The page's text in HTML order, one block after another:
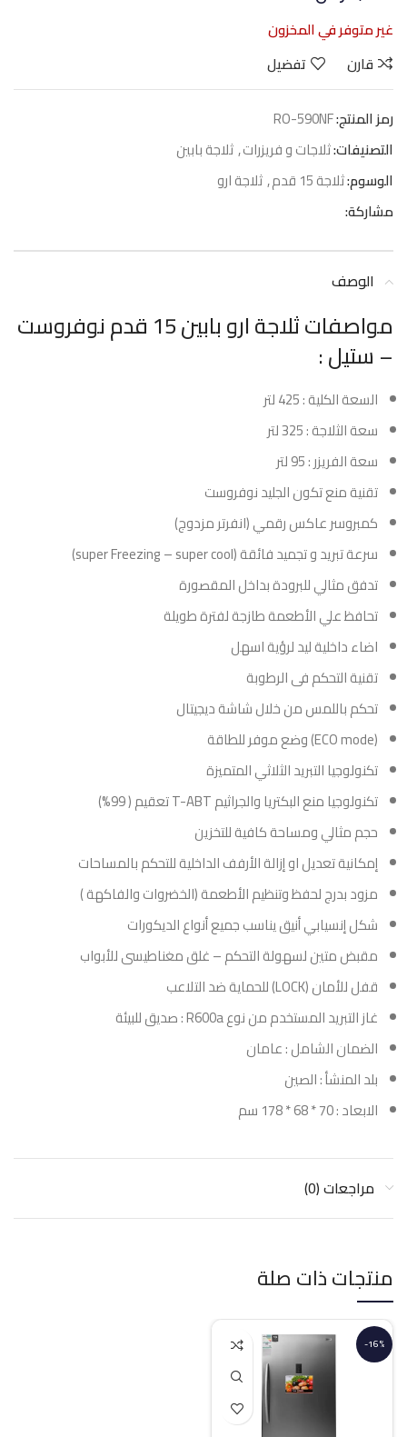
غير متوفر في المخزون
قارن
تفضيل
رمز المنتج:RO-590NF
التصنيفات:ثلاجات و فريزرات,ثلاجة بابين
الوسوم:ثلاجة 15 قدم ,ثلاجة ارو
مشاركة:
الوصف
مواصفات ثلاجة ارو بابين 15 قدم نوفروست
– ستيل :
السعة الكلية : 425 لتر
سعة الثلاجة : 325 لتر
سعة الفريزر : 95 لتر
تقنية منع تكون الجليد نوفروست
كمبروسر عاكس رقمي (انفرتر مزدوج)
سرعة تبريد و تجميد فائقة (super Freezing – super cool)
تدفق مثالي للبرودة بداخل المقصورة
تحافظ علي الأطعمة طازجة لفترة طويلة
اضاء داخلية ليد لرؤية اسهل
تقنية التحكم فى الرطوبة
تحكم باللمس من خلال شاشة ديجيتال
(ECO mode) وضع موفر للطاقة
تكنولوجيا التبريد الثلاثي المتميزة
تكنولوجيا منع البكتريا والجراثيم T-ABT تعقيم ( 99%)
حجم مثالي ومساحة كافية للتخزين
إمكانية تعديل او إزالة الأرفف الداخلية للتحكم بالمساحات
مزود بدرج لحفظ وتنظيم الأطعمة (الخضروات والفاكهة )
شكل إنسيابي أنيق يناسب جميع أنواع الديكورات
مقبض متين لسهولة التحكم – غلق مغناطيسى للأبواب
قفل للأمان (LOCK) للحماية ضد التلاعب
غاز التبريد المستخدم من نوع R600a : صديق للبيئة
الضمان الشامل : عامان
بلد المنشأ : الصين
الابعاد : 70 * 68 * 178 سم
مراجعات (0)
منتجات ذات صلة
-16%